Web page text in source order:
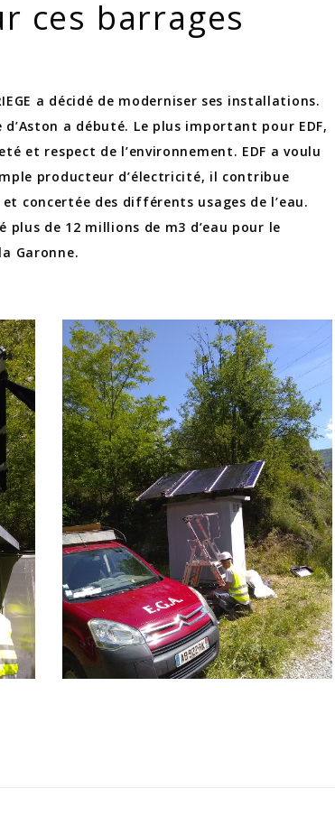
ces barrages
a décidé de moderniser ses installations.
a débuté. Le plus important pour EDF,
et respect de l’environnement. EDF a voulu
producteur d’électricité, il contribue
concertée des différents usages de l’eau.
plus de 12 millions de m3 d’eau pour le
Garonne.